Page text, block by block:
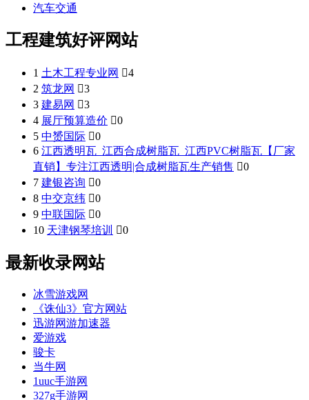
汽车交通
工程建筑好评网站
1 土木工程专业网 4
2 筑龙网 3
3 建易网 3
4 展厅预算造价 0
5 中赟国际 0
6 江西透明瓦_江西合成树脂瓦_江西PVC树脂瓦【厂家
直销】专注江西透明|合成树脂瓦生产销售 0
7 建银咨询 0
8 中交京纬 0
9 中联国际 0
10 天津钢琴培训 0
最新收录网站
冰雪游戏网
《诛仙3》官方网站
迅游网游加速器
爱游戏
骏卡
当牛网
1uuc手游网
327g手游网